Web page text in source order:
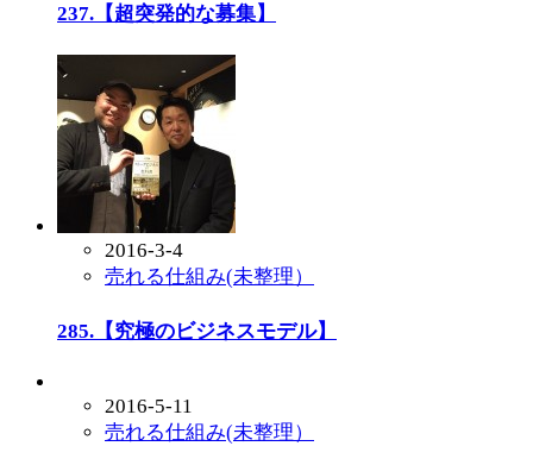
237.【超突発的な募集】
2016-3-4
売れる仕組み(未整理）
285.【究極のビジネスモデル】
2016-5-11
売れる仕組み(未整理）